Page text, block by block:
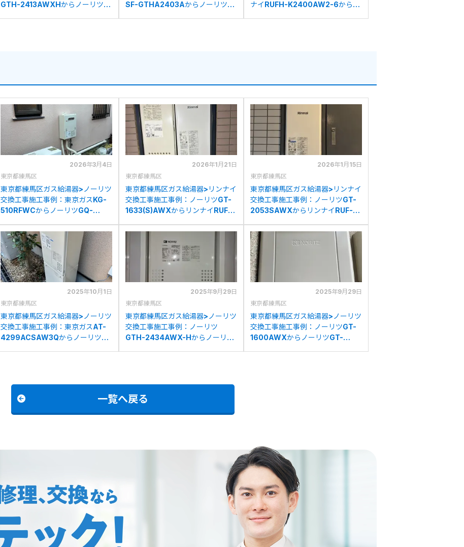
GTH-2413AWXHからノーリツ
SF-GTHA2403Aからノーリツ
ナイRUFH-K2400AW2-6からノ
2026年3月4日
東京都練馬区
東京都練馬区ガス給湯器>ノーリツ
交換工事施工事例：東京ガスKG-
510RFWCからノーリツGQ-
2026年1月21日
東京都練馬区
東京都練馬区ガス給湯器>リンナイ
交換工事施工事例：ノーリツGT-
1633(S)AWXからリンナイRUF-
2026年1月15日
東京都練馬区
東京都練馬区ガス給湯器>リンナイ
交換工事施工事例：ノーリツGT-
2053SAWXからリンナイRUF-
2025年10月1日
東京都練馬区
東京都練馬区ガス給湯器>ノーリツ
交換工事施工事例：東京ガスAT-
4299ACSAW3Qからノーリツ
2025年9月29日
東京都練馬区
東京都練馬区ガス給湯器>ノーリツ
交換工事施工事例：ノーリツ
GTH-2434AWX-Hからノーリツ
2025年9月29日
東京都練馬区
東京都練馬区ガス給湯器>ノーリツ
交換工事施工事例：ノーリツGT-
1600AWXからノーリツGT-
一覧へ戻る